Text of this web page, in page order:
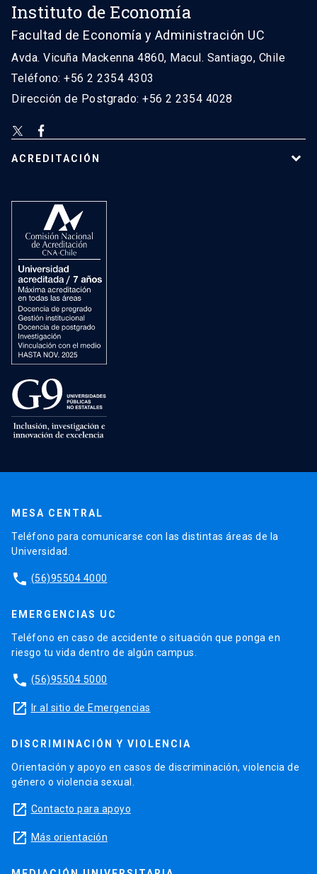
Instituto de Economía
Facultad de Economía y Administración UC
Avda. Vicuña Mackenna 4860, Macul. Santiago, Chile
Teléfono: +56 2 2354 4303
Dirección de Postgrado: +56 2 2354 4028
ACREDITACIÓN
MESA CENTRAL
Teléfono para comunicarse con las distintas áreas de la
Universidad.
phone (56)95504 4000
EMERGENCIAS UC
Teléfono en caso de accidente o situación que ponga en
riesgo tu vida dentro de algún campus.
phone (56)95504 5000
launch Ir al sitio de Emergencias
DISCRIMINACIÓN Y VIOLENCIA
Orientación y apoyo en casos de discriminación, violencia de
género o violencia sexual.
launch Contacto para apoyo
launch Más orientación